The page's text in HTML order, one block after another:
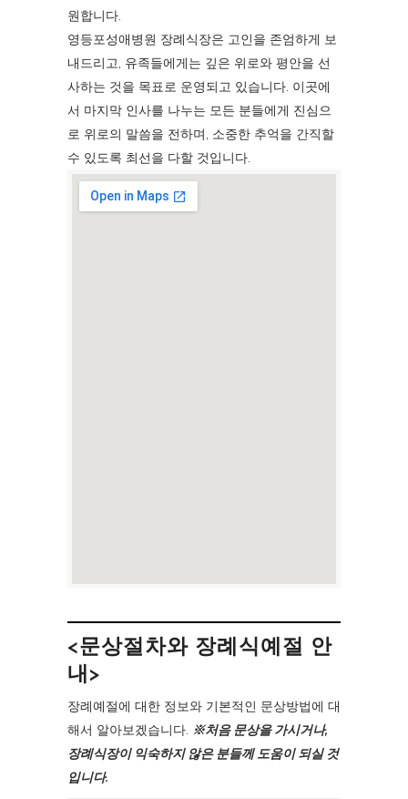
원합니다.
영등포성애병원 장례식장은 고인을 존엄하게 보
내드리고, 유족들에게는 깊은 위로와 평안을 선
사하는 것을 목표로 운영되고 있습니다. 이곳에
서 마지막 인사를 나누는 모든 분들에게 진심으
로 위로의 말씀을 전하며, 소중한 추억을 간직할
수 있도록 최선을 다할 것입니다.
<문상절차와 장례식예절 안
내>
장례예절에 대한 정보와 기본적인 문상방법에 대
해서 알아보겠습니다. ※처음 문상을 가시거나,
장례식장이 익숙하지 않은 분들께 도움이 되실 것
입니다.